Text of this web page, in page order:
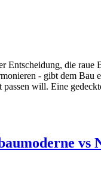
Entscheidung, die
- gibt dem Bau
will. Eine
vs